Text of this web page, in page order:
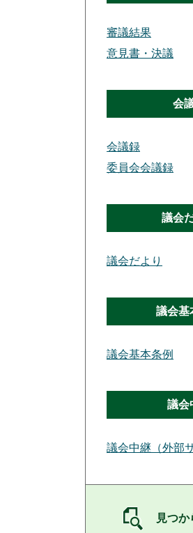
審議結果
意見書・決議
会
会議録
委員会会議録
議会
議会だより
議会基
議会基本条例
議会
議会中継（外部
見つ